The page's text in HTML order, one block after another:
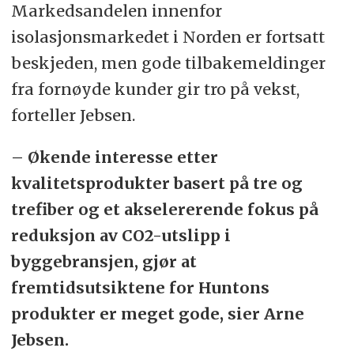
Markedsandelen innenfor
isolasjonsmarkedet i Norden er fortsatt
beskjeden, men gode tilbakemeldinger
fra fornøyde kunder gir tro på vekst,
forteller Jebsen.
– Økende interesse etter
kvalitetsprodukter basert på tre og
trefiber og et akselererende fokus på
reduksjon av CO2-utslipp i
byggebransjen, gjør at
fremtidsutsiktene for Huntons
produkter er meget gode, sier Arne
Jebsen.